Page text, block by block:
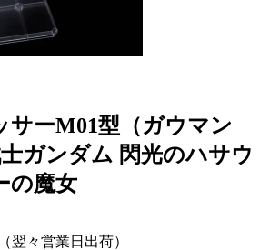
サーM01型（ガウマン
ガンダム 閃光のハサウ
の魔女
翌々営業日出荷）